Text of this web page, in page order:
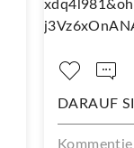
DARAUF SIND
Kommentieren...